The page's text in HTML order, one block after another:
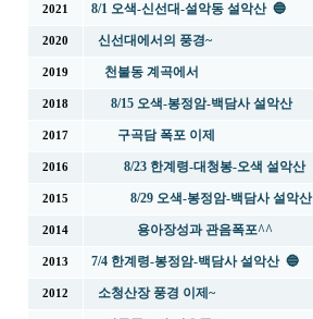
2021 8/1 오색-신선대-설악동 설악산 🔵
2020 신선대에서의 풍경~
2019 천불동 계곡에서
2018 8/15 오색-봉정암-백담사 설악산
2017 구곡담 폭포 이제
2016 8/23 한계령-대청봉-오색 설악산
2015 8/29 오색-봉정암-백담사 설악산
2014 용아장성과 관음폭포^^
2013 7/4 한계령-봉정암-백담사 설악산 🔵
2012 소청산장 풍경 이제~